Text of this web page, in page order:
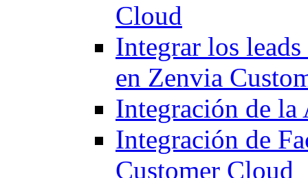
Cloud
Integrar los
en Zenvia
Integración de
Integración de
Customer Cloud